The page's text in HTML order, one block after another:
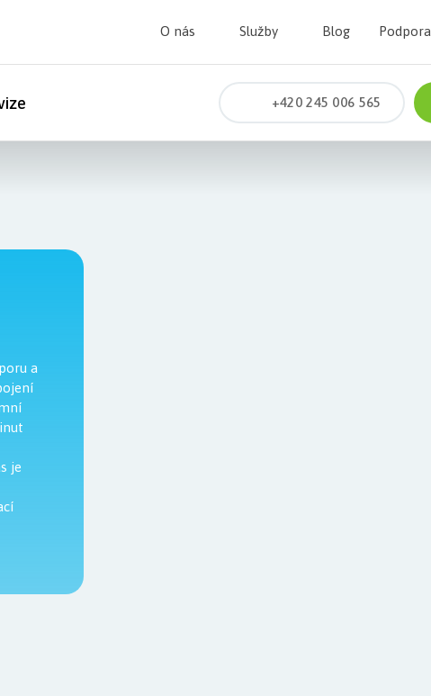
O nás Služby Blog Podpora
+420 245 006 565
a
je